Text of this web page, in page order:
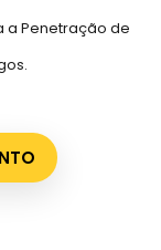
a Penetração de